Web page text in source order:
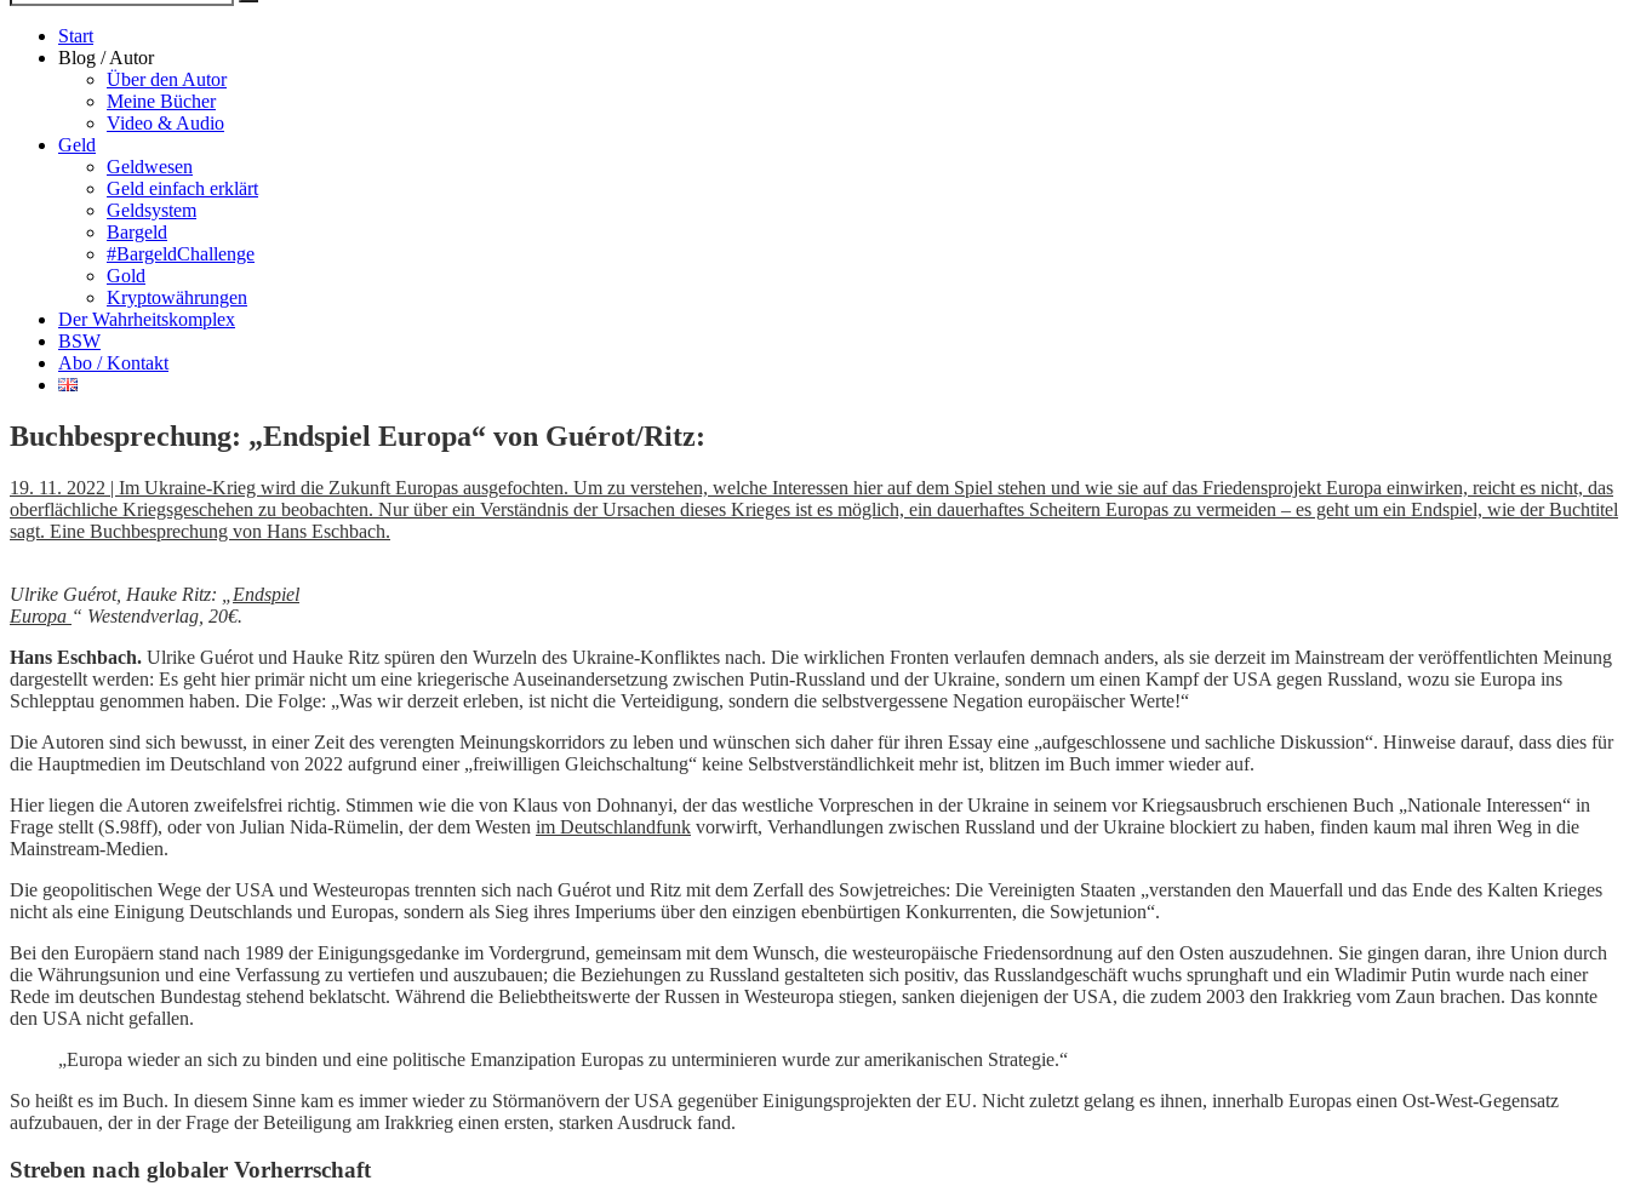
nach
Suche
Start
Blog / Autor
Über den Autor
Meine Bücher
Video & Audio
Geld
Geldwesen
Geld einfach erklärt
Geldsystem
Bargeld
#BargeldChallenge
Gold
Kryptowährungen
Der Wahrheitskomplex
BSW
Abo / Kontakt
Buchbesprechung: „Endspiel Europa“ von Guérot/Ritz:
19. 11. 2022 | Im Ukraine-Krieg wird die Zukunft Europas ausgefochten. Um zu verstehen, welche Interessen hier auf dem Spiel stehen und wie sie auf das Friedensprojekt Europa einwirken, reicht es nicht, das
oberflächliche Kriegsgeschehen zu beobachten. Nur über ein Verständnis der Ursachen dieses Krieges ist es möglich, ein dauerhaftes Scheitern Europas zu vermeiden – es geht um ein Endspiel, wie der Buchtitel
sagt. Eine Buchbesprechung von Hans Eschbach.
Ulrike Guérot, Hauke Ritz: „ Endspiel
Europa “ Westendverlag, 20€.
Hans Eschbach. Ulrike Guérot und Hauke Ritz spüren den Wurzeln des Ukraine-Konfliktes nach. Die wirklichen Fronten verlaufen demnach anders, als sie derzeit im Mainstream der veröffentlichten Meinung
dargestellt werden: Es geht hier primär nicht um eine kriegerische Auseinandersetzung zwischen Putin-Russland und der Ukraine, sondern um einen Kampf der USA gegen Russland, wozu sie Europa ins
Schlepptau genommen haben. Die Folge: „Was wir derzeit erleben, ist nicht die Verteidigung, sondern die selbstvergessene Negation europäischer Werte!“
Die Autoren sind sich bewusst, in einer Zeit des verengten Meinungskorridors zu leben und wünschen sich daher für ihren Essay eine „aufgeschlossene und sachliche Diskussion“. Hinweise darauf, dass dies für
die Hauptmedien im Deutschland von 2022 aufgrund einer „freiwilligen Gleichschaltung“ keine Selbstverständlichkeit mehr ist, blitzen im Buch immer wieder auf.
Hier liegen die Autoren zweifelsfrei richtig. Stimmen wie die von Klaus von Dohnanyi, der das westliche Vorpreschen in der Ukraine in seinem vor Kriegsausbruch erschienen Buch „Nationale Interessen“ in
Frage stellt (S.98ff), oder von Julian Nida-Rümelin, der dem Westen im Deutschlandfunk vorwirft, Verhandlungen zwischen Russland und der Ukraine blockiert zu haben, finden kaum mal ihren Weg in die
Mainstream-Medien.
Die geopolitischen Wege der USA und Westeuropas trennten sich nach Guérot und Ritz mit dem Zerfall des Sowjetreiches: Die Vereinigten Staaten „verstanden den Mauerfall und das Ende des Kalten Krieges
nicht als eine Einigung Deutschlands und Europas, sondern als Sieg ihres Imperiums über den einzigen ebenbürtigen Konkurrenten, die Sowjetunion“.
Bei den Europäern stand nach 1989 der Einigungsgedanke im Vordergrund, gemeinsam mit dem Wunsch, die westeuropäische Friedensordnung auf den Osten auszudehnen. Sie gingen daran, ihre Union durch
die Währungsunion und eine Verfassung zu vertiefen und auszubauen; die Beziehungen zu Russland gestalteten sich positiv, das Russlandgeschäft wuchs sprunghaft und ein Wladimir Putin wurde nach einer
Rede im deutschen Bundestag stehend beklatscht. Während die Beliebtheitswerte der Russen in Westeuropa stiegen, sanken diejenigen der USA, die zudem 2003 den Irakkrieg vom Zaun brachen. Das konnte
den USA nicht gefallen.
„Europa wieder an sich zu binden und eine politische Emanzipation Europas zu unterminieren wurde zur amerikanischen Strategie.“
So heißt es im Buch. In diesem Sinne kam es immer wieder zu Störmanövern der USA gegenüber Einigungsprojekten der EU. Nicht zuletzt gelang es ihnen, innerhalb Europas einen Ost-West-Gegensatz
aufzubauen, der in der Frage der Beteiligung am Irakkrieg einen ersten, starken Ausdruck fand.
Streben nach globaler Vorherrschaft